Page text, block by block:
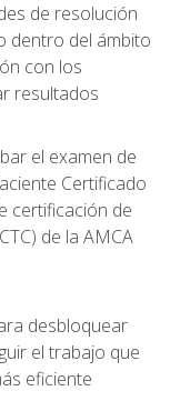
de resolución
dentro del ámbito
con los
resultados
el examen de
Certificado
certificación de
de la AMCA
desbloquear
el trabajo que
eficiente